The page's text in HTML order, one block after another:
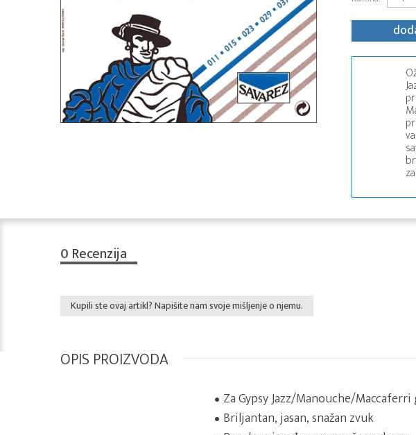
0 Recenzija
Kupili ste ovaj artikl? Napišite nam svoje mišljenje o njemu.
OPIS PROIZVODA
Za Gypsy Jazz/Manouche/
Briljantan, jasan, snažan zvuk